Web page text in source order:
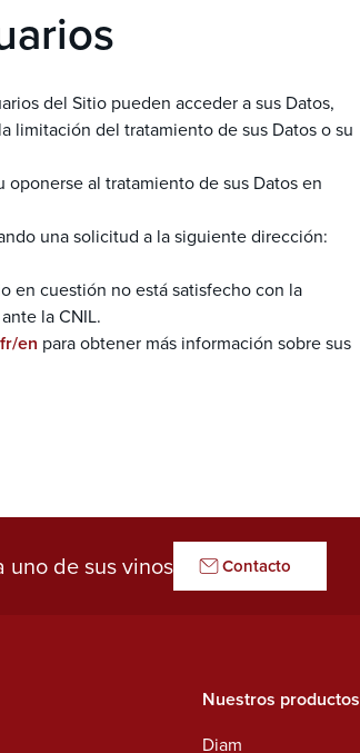
del Sitio pueden acceder a sus Datos,
limitación del tratamiento de sus Datos o su
al tratamiento de sus Datos en
una solicitud a la siguiente dirección:
en cuestión no está satisfecho con la
la CNIL.
en para obtener más información sobre sus
uno de sus vinos Contacto
Nuestros productos
Diam